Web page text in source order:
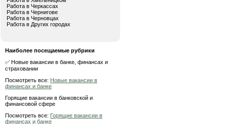
Работа в Черкассах
Работа в Чернигове
Работа в Черновцах
Работа в Других городах
Наиболее посещаемые рубрики
✅ Новые вакансии в банке, финансах и
страховании
Посмотреть все: Новые вакансии в
финансах и банке
Горящие вакансии в банковской и
финансовой сфере
Посмотреть все: Горящие вакансии в
финансах и банке